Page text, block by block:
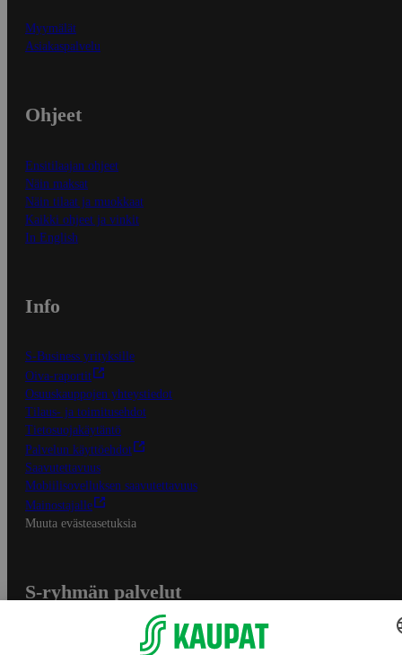
Myymälät
Asiakaspalvelu
Ohjeet
Ensitilaajan ohjeet
Näin maksat
Näin tilaat ja muokkaat
Kaikki ohjeet ja vinkit
In English
Info
S-Business yrityksille
Oiva-raportit
Osuuskauppojen yhteystiedot
Tilaus- ja toimitusehdot
Tietosuojakäytäntö
Palvelun käyttöehdot
Saavutettavuus
Mobiilisovelluksen saavutettavuus
Mainostajalle
Muuta evästeasetuksia
S-ryhmän palvelut